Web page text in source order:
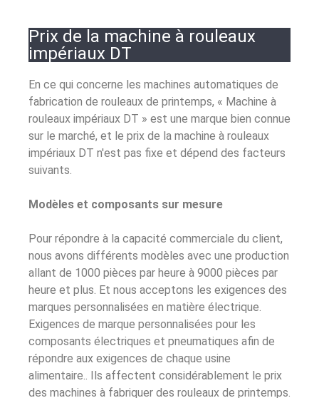
Prix ​​​​de la machine à rouleaux
impériaux DT
En ce qui concerne les machines automatiques de
fabrication de rouleaux de printemps, « Machine à
rouleaux impériaux DT » est une marque bien connue
sur le marché, et le prix de la machine à rouleaux
impériaux DT n'est pas fixe et dépend des facteurs
suivants.
Modèles et composants sur mesure
Pour répondre à la capacité commerciale du client,
nous avons différents modèles avec une production
allant de 1000 pièces par heure à 9000 pièces par
heure et plus. Et nous acceptons les exigences des
marques personnalisées en matière électrique.
Exigences de marque personnalisées pour les
composants électriques et pneumatiques afin de
répondre aux exigences de chaque usine
alimentaire.. Ils affectent considérablement le prix
des machines à fabriquer des rouleaux de printemps.